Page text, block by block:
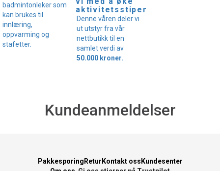
badmintonleker som
kan brukes til
innlæring,
oppvarming og
stafetter.
aktivitetsstipendet!
Denne våren deler vi
ut utstyr fra vår
nettbutikk til en
samlet verdi av
50.000 kroner.
Kundeanmeldelser
Pakkesporing Retur Kontakt oss Kundesenter